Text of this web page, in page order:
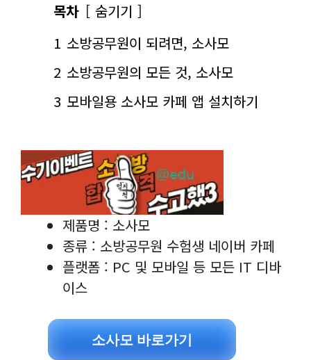
목차
숨기기
1 소방공무원이 되려면, 소사모
2 소방공무원의 모든 것, 소사모
3 모바일용 소사모 카페 앱 설치하기
제품명 : 소사모
종류 : 소방공무원 수험생 네이버 카페
플랫폼 : PC 및 모바일 등 모든 IT 디바
이스
소사모 바로가기